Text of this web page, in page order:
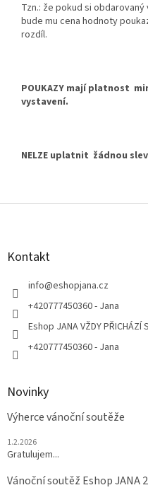
Tzn.: že pokud si
bude mu cena hodnoty
rozdíl.
POUKAZY mají platnost
vystavení.
NELZE uplatnit žádnou
Z
Kontakt
info@eshopjana.cz
+420777450360 - Jana
Eshop JANA VŽDY PŘICHÁZÍ
+420777450360 - Jana
Novinky
Výherce vánoční soutěže
1.2.2026
Gratulujem...
Vánoční soutěž Eshop JANA